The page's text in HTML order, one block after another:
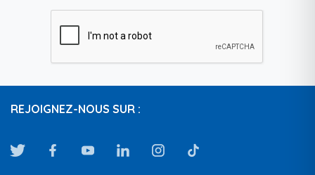
REJOIGNEZ-NOUS SUR :